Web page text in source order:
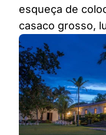
esqueça de
casaco grosso,